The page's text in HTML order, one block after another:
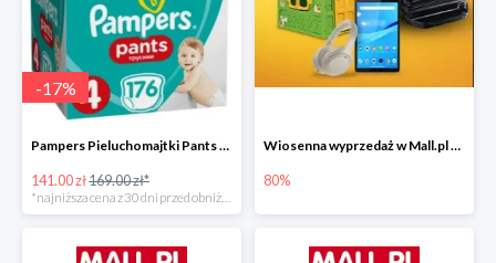
-17%
Pampers Pieluchomajtki Pants 4 (9-15 kg) 176 szt. -16%
141.00 zł169.00 zł*
Wiosenna wyprzedaż w Mall.pl do -80%
80%